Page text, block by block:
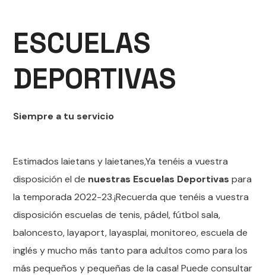
ESCUELAS
DEPORTIVAS
Siempre a tu servicio
Estimados laietans y laietanes,Ya tenéis a vuestra
disposición el de nuestras Escuelas Deportivas para
la temporada 2022-23.¡Recuerda que tenéis a vuestra
disposición escuelas de tenis, pádel, fútbol sala,
baloncesto, layaport, layasplai, monitoreo, escuela de
inglés y mucho más tanto para adultos como para los
más pequeños y pequeñas de la casa! Puede consultar